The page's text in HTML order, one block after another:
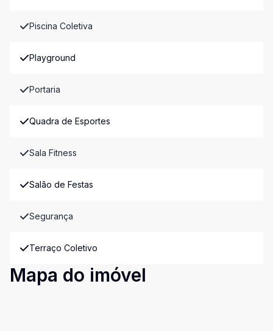
Piscina Coletiva
Playground
Portaria
Quadra de Esportes
Sala Fitness
Salão de Festas
Segurança
Terraço Coletivo
Mapa do imóvel